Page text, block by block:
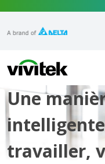
Vivitek
Une
travailler,